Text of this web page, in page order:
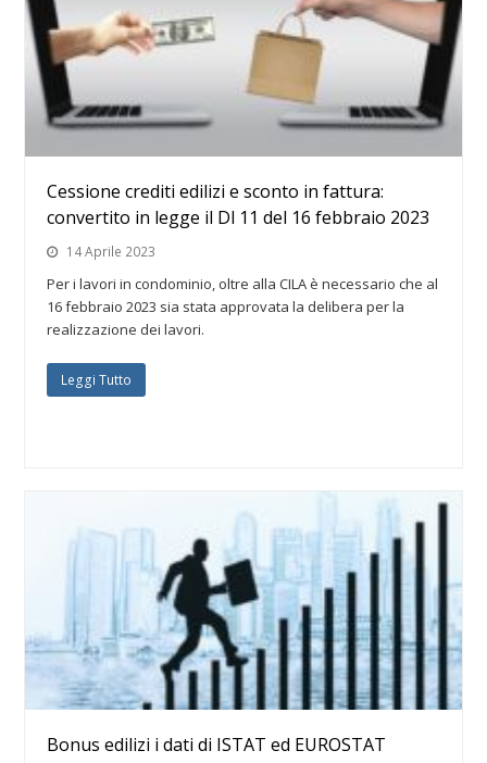
Cessione crediti edilizi e sconto in fattura:
convertito in legge il Dl 11 del 16 febbraio 2023
14 Aprile 2023
Per i lavori in condominio, oltre alla CILA è necessario che al
16 febbraio 2023 sia stata approvata la delibera per la
realizzazione dei lavori.
Leggi Tutto
Bonus edilizi i dati di ISTAT ed EUROSTAT